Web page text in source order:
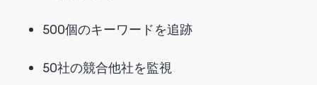
500個のキーワードを追跡
50社の競合他社を監視